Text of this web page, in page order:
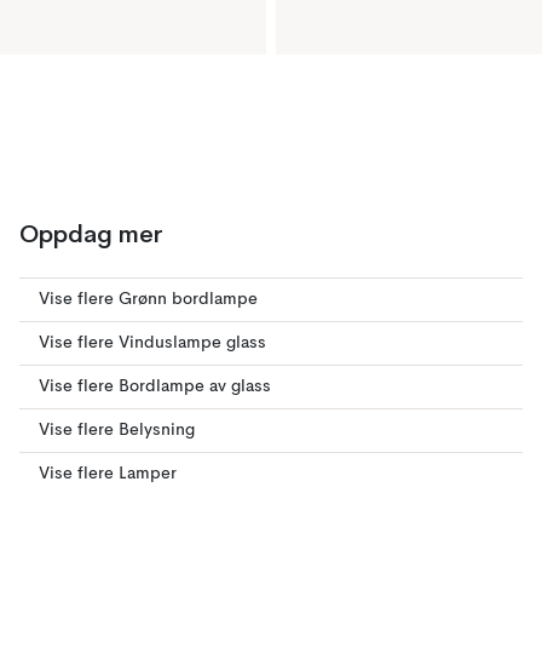
Oppdag mer
Vise flere Grønn bordlampe
Vise flere Vinduslampe glass
Vise flere Bordlampe av glass
Vise flere Belysning
Vise flere Lamper